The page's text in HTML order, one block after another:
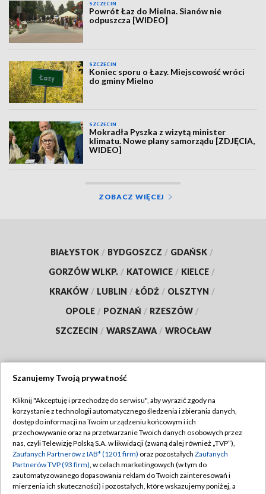
SZCZECIN
Powrót Łaz do Mielna. Sianów nie
odpuszcza [WIDEO]
SZCZECIN
Koniec sporu o Łazy. Miejscowość wróci
do gminy Mielno
SZCZECIN
Mokradła Pyszka z wizytą minister
klimatu. Nowe plany samorządu [ZDJĘCIA,
WIDEO]
ZOBACZ WIĘCEJ
BIAŁYSTOK / BYDGOSZCZ / GDAŃSK /
GORZÓW WLKP. / KATOWICE / KIELCE /
KRAKÓW / LUBLIN / ŁÓDŹ / OLSZTYN /
OPOLE / POZNAŃ / RZESZÓW /
SZCZECIN / WARSZAWA / WROCŁAW
TVP
Abonament TVP
Emisja w TVP
Centrum informacji TVP
Naziemna Telewizja Cyfrowa
Regulamin TVP
Polityka prywatności
Moje zgody
Szanujemy Twoją prywatność
Kliknij "Akceptuję i przechodzę do serwisu", aby wyrazić zgody na
korzystanie z technologii automatycznego śledzenia i zbierania danych,
dostęp do informacji na Twoim urządzeniu końcowym i ich
przechowywanie oraz na przetwarzanie Twoich danych osobowych przez
nas, czyli Telewizję Polską S.A. w likwidacji (zwaną dalej również „TVP”),
Zaufanych Partnerów z IAB* (1201 firm) oraz pozostałych Zaufanych
Partnerów TVP (93 firm), w celach marketingowych (w tym do
zautomatyzowanego dopasowania reklam do Twoich zainteresowań i
mierzenia ich skuteczności) i pozostałych, które wskazujemy poniżej, a